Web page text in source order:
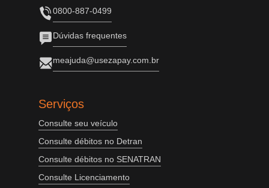
0800-887-0499
Dúvidas frequentes
meajuda@usezapay.com.br
Serviços
Consulte seu veículo
Consulte débitos no Detran
Consulte débitos no SENATRAN
Consulte Licenciamento